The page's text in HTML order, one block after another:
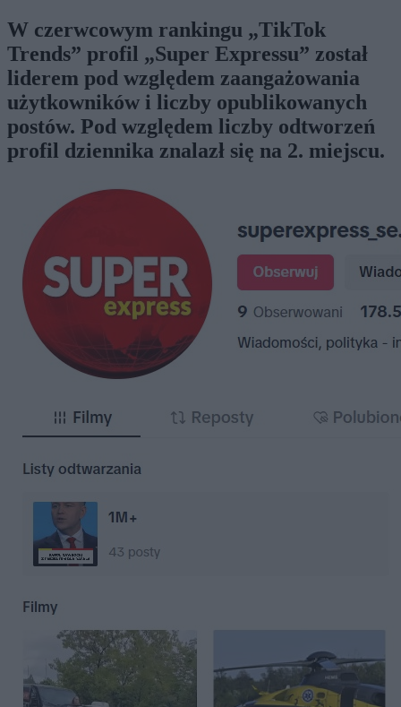
W czerwcowym rankingu „TikTok
Trends” profil „Super Expressu” został
liderem pod względem zaangażowania
użytkowników i liczby opublikowanych
postów. Pod względem liczby odtworzeń
profil dziennika znalazł się na 2. miejscu.